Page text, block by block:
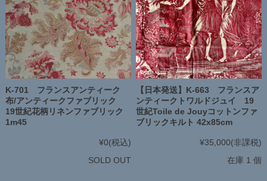
K-701 フランスアンティーク
布/アンティークファブリック
19世紀花柄リネンファブリック
1m45
¥0(税込)
SOLD OUT
【日本発送】K-663 フランスア
ンティークトワルドジュイ 19
世紀Toile de Jouyコットンファ
ブリックキルト 42x85cm
¥35,000(非課税)
在庫 1 個